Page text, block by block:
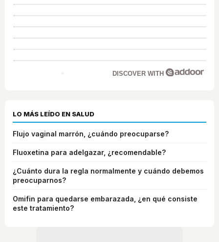
DISCOVER WITH
LO MÁS LEÍDO EN SALUD
Flujo vaginal marrón, ¿cuándo preocuparse?
Fluoxetina para adelgazar, ¿recomendable?
¿Cuánto dura la regla normalmente y cuándo debemos
preocuparnos?
Omifin para quedarse embarazada, ¿en qué consiste
este tratamiento?